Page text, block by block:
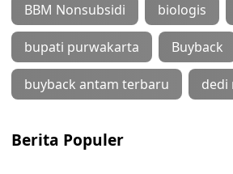
BBM Nonsubsidi biologis
bupati purwakarta Buyback
buyback antam terbaru dedi
Berita Populer